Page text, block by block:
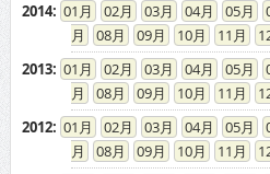
2014: 01 02 03 04 05
08
09 10 11
2013: 01 02 03 04 05
08
09 10 11
2012: 01 02 03 04 05
08
09 10 11